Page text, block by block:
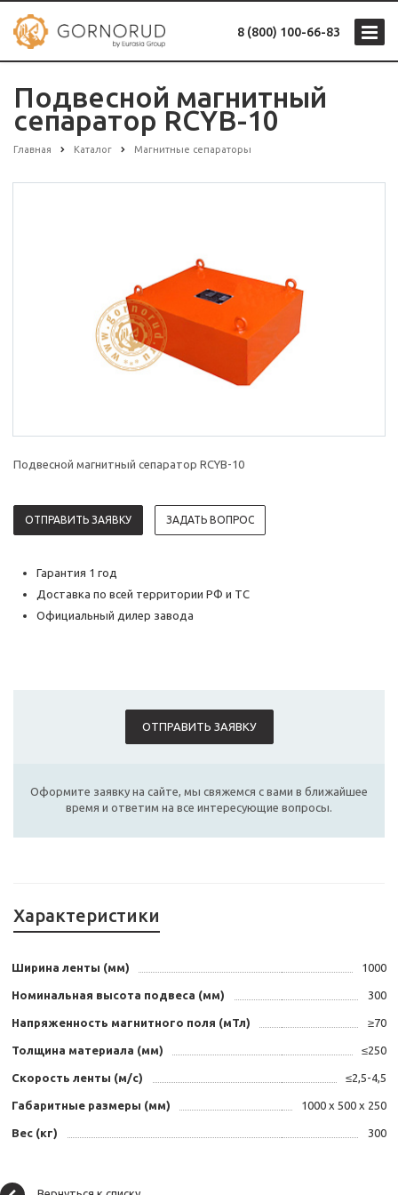
8 (800) 100-66-83
Подвесной магнитный
сепаратор RCYB-10
Главная Каталог Магнитные сепараторы
Подвесной магнитный сепаратор RCYB-10
ОТПРАВИТЬ ЗАЯВКУ ЗАДАТЬ ВОПРОС
Гарантия 1 год
Доставка по всей территории РФ и ТС
Официальный дилер завода
ОТПРАВИТЬ ЗАЯВКУ
Оформите заявку на сайте, мы свяжемся с вами в ближайшее
время и ответим на все интересующие вопросы.
Характеристики
Ширина ленты (мм) 1000
Номинальная высота подвеса (мм) 300
Напряженность магнитного поля (мТл) ≥70
Толщина материала (мм) ≤250
Скорость ленты (м/с) ≤2,5-4,5
Габаритные размеры (мм) 1000 х 500 х 250
Вес (кг) 300